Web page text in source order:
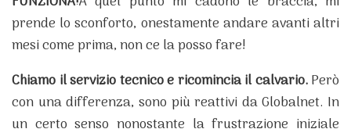
prende lo sconforto, onestamente andare avanti altri
mesi come prima, non ce la posso fare!
Chiamo il servizio tecnico e ricomincia il calvario.Però
con una differenza, sono più reattivi da Globalnet. In